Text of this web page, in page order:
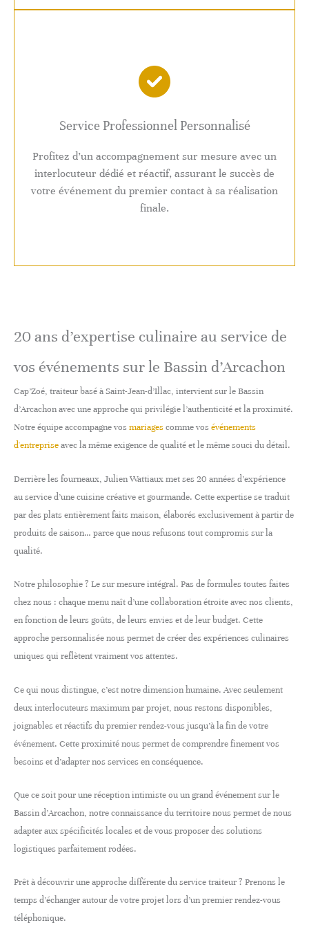
Service Professionnel Personnalisé
Profitez d’un accompagnement sur mesure avec un
interlocuteur dédié et réactif, assurant le succès de
votre événement du premier contact à sa réalisation
finale.
20 ans d’expertise culinaire au service de
vos événements sur le Bassin d’Arcachon
Cap’Zoé, traiteur basé à Saint-Jean-d’Illac, intervient sur le Bassin
d’Arcachon avec une approche qui privilégie l’authenticité et la proximité.
Notre équipe accompagne vosmariagescomme vosévénements
d'entrepriseavec la même exigence de qualité et le même souci du détail.
Derrière les fourneaux, Julien Wattiaux met ses 20 années d’expérience
au service d’une cuisine créative et gourmande. Cette expertise se traduit
par des plats entièrement faits maison, élaborés exclusivement à partir de
produits de saison… parce que nous refusons tout compromis sur la
qualité.
Notre philosophie ? Le sur mesure intégral. Pas de formules toutes faites
chez nous : chaque menu naît d’une collaboration étroite avec nos clients,
en fonction de leurs goûts, de leurs envies et de leur budget. Cette
approche personnalisée nous permet de créer des expériences culinaires
uniques qui reflètent vraiment vos attentes.
Ce qui nous distingue, c’est notre dimension humaine. Avec seulement
deux interlocuteurs maximum par projet, nous restons disponibles,
joignables et réactifs du premier rendez-vous jusqu’à la fin de votre
événement. Cette proximité nous permet de comprendre finement vos
besoins et d’adapter nos services en conséquence.
Que ce soit pour une réception intimiste ou un grand événement sur le
Bassin d’Arcachon, notre connaissance du territoire nous permet de nous
adapter aux spécificités locales et de vous proposer des solutions
logistiques parfaitement rodées.
Prêt à découvrir une approche différente du service traiteur ? Prenons le
temps d’échanger autour de votre projet lors d’un premier rendez-vous
téléphonique.